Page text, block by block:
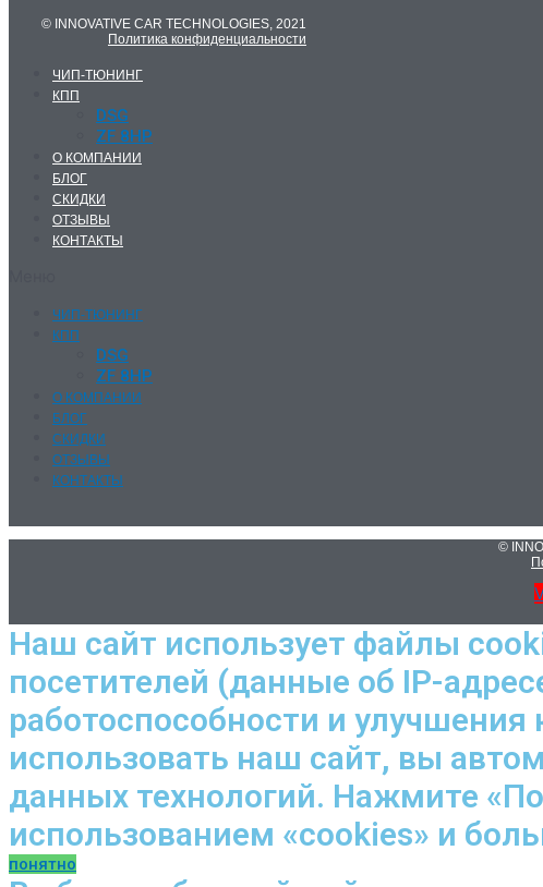
© INNOVATIVE CAR TECHNOLOGIES, 2021
Политика конфиденциальности
ЧИП-ТЮНИНГ
КПП
DSG
ZF 8HP
О КОМПАНИИ
БЛОГ
СКИДКИ
ОТЗЫВЫ
КОНТАКТЫ
ЧИП-ТЮНИНГ
КПП
DSG
ZF 8HP
О КОМПАНИИ
БЛОГ
СКИДКИ
ОТЗЫВЫ
КОНТАКТЫ
©
Наш сайт использует файлы
посетителей (данные об IP-
работоспособности и
использовать наш сайт, вы
данных технологий. Нажмите
использованием «cookies» и
понятно